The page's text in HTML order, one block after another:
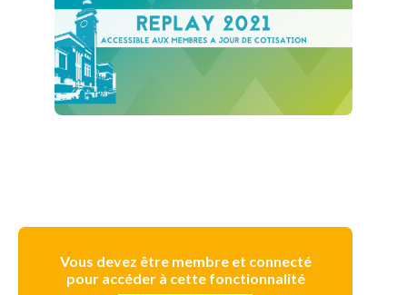
Vous devez être membre et connecté
pour accéder à cette fonctionnalité